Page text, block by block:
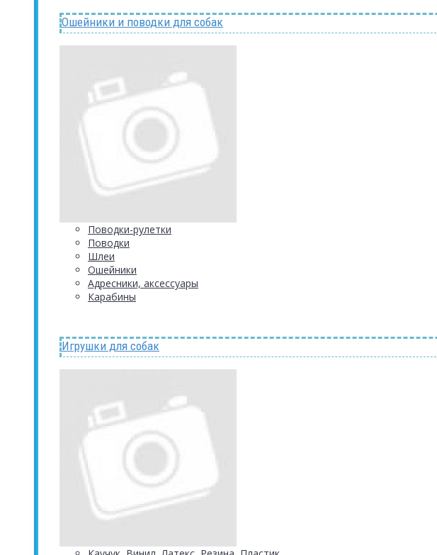
Ошейники и поводки для собак
Поводки-рулетки
Поводки
Шлеи
Ошейники
Адресники, аксессуары
Карабины
Игрушки для собак